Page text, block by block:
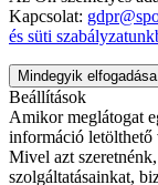
Kapcsolat:
és süti
Mindegyik elfogadása
Beállítások
Amikor meglátogat
információ letölthető
Mivel azt
szolgáltatásainkat,